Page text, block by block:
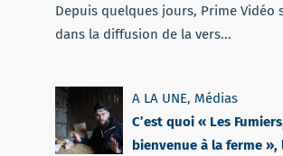
Depuis quelques jours, Prime Vidéo
dans la diffusion de la vers...
A LA UNE, Médias
C’est quoi « Les
bienvenue à la ferme »,